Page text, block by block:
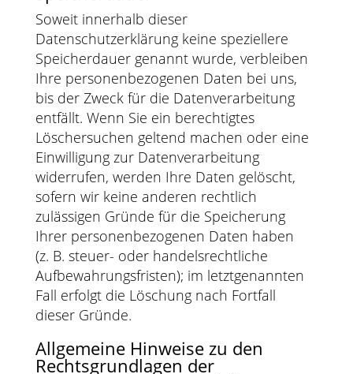
Soweit innerhalb dieser
Datenschutzerklärung keine speziellere
Speicherdauer genannt wurde, verbleiben
Ihre personenbezogenen Daten bei uns,
bis der Zweck für die Datenverarbeitung
entfällt. Wenn Sie ein berechtigtes
Löschersuchen geltend machen oder eine
Einwilligung zur Datenverarbeitung
widerrufen, werden Ihre Daten gelöscht,
sofern wir keine anderen rechtlich
zulässigen Gründe für die Speicherung
Ihrer personenbezogenen Daten haben
(z. B. steuer- oder handelsrechtliche
Aufbewahrungsfristen); im letztgenannten
Fall erfolgt die Löschung nach Fortfall
dieser Gründe.
Allgemeine Hinweise zu den
Rechtsgrundlagen der